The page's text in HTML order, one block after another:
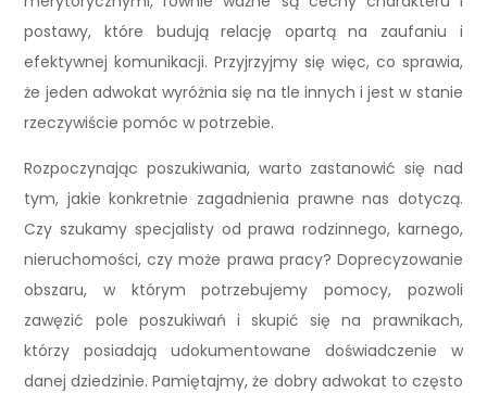
postawy, które budują relację opartą na zaufaniu i
efektywnej komunikacji. Przyjrzyjmy się więc, co sprawia,
że jeden adwokat wyróżnia się na tle innych i jest w stanie
rzeczywiście pomóc w potrzebie.
Rozpoczynając poszukiwania, warto zastanowić się nad
tym, jakie konkretnie zagadnienia prawne nas dotyczą.
Czy szukamy specjalisty od prawa rodzinnego, karnego,
nieruchomości, czy może prawa pracy? Doprecyzowanie
obszaru, w którym potrzebujemy pomocy, pozwoli
zawęzić pole poszukiwań i skupić się na prawnikach,
którzy posiadają udokumentowane doświadczenie w
danej dziedzinie. Pamiętajmy, że dobry adwokat to często